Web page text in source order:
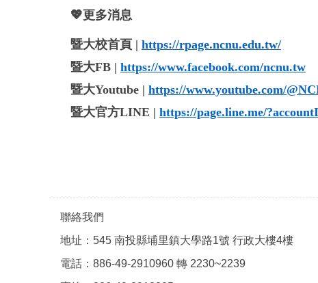
💖更多消息
暨大校首頁 | https://rpage.ncnu.edu.tw/
暨大FB | https://www.facebook.com/ncnu.tw
暨大Youtube | https://www.youtube.com/
暨大官方LINE | https://page.line.me/
聯絡我們
地址：545 南投縣埔里鎮大學路1號 行政大樓4樓
電話：886-49-2910960 轉 2230~2239